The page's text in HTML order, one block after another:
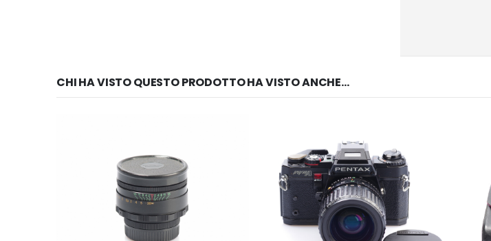
CHI HA VISTO QUESTO PRODOTTO HA VISTO ANCHE...